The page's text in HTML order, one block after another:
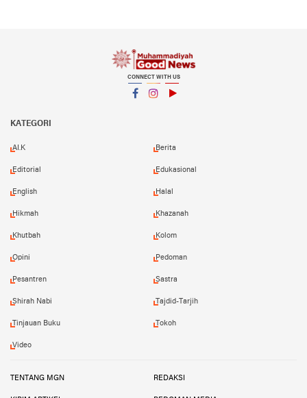
CONNECT WITH US
KATEGORI
AI.K Berita
Editorial Edukasional
English Halal
Hikmah Khazanah
Khutbah Kolom
Opini Pedoman
Pesantren Sastra
Shirah Nabi Tajdid-Tarjih
Tinjauan Buku Tokoh
Video
TENTANG MGN REDAKSI